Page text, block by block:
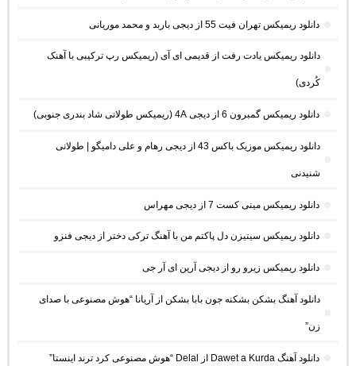
دانلود ریمیکس تهران فیت 55 از دیجی باربد و محمد موریانی
دانلود ریمیکس یادت رفت از قدیمی ای آی (ریمیکس رپ ترکیبی با آهنک
کُردی)
دانلود ریمیکس گمبرون 6 از دیجی 4A (ریمیکس طولانی شاد بندری جنوبی)
دانلود ریمیکس موزیک باکس 43 از دیجی رهام و علی دامیگو | طولانی
شنیدنی
دانلود ریمیکس مینی کست 7 از دیجی مهراس
دانلود ریمیکس سیتیزن دل پاکتم من با آهنگ ترکی دختر از دیجی فنزو
دانلود ریمیکس زیرو رو از دیجی آرین ای آر جی
دانلود آهنگ بشکن بشکنه جون بابا بشکن از آریانا “هوش مصنوعی با صدای
زن”
دانلود آهنگ Dawet a Kurda از Delal “هوش مصنوعی کرد ترند اینستا”